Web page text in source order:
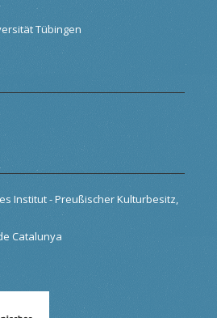
Tübingen
Institut - Preußischer Kulturbesitz,
Catalunya